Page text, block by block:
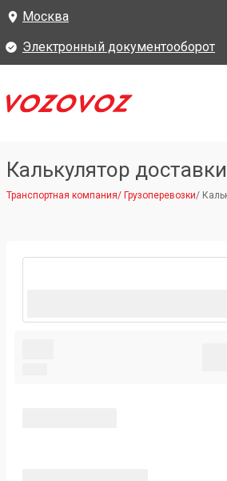
Москва
Электронный документооборот
Калькулятор
Транспортная компания/ Грузоперевозки/